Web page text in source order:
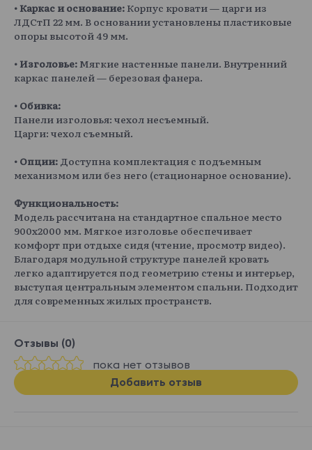
• Каркас и основание: Корпус кровати — царги из
ЛДСтП 22 мм. В основании установлены пластиковые
опоры высотой 49 мм.
• Изголовье:Мягкие настенные панели. Внутренний
каркас панелей — березовая фанера.
• Обивка:
Панели изголовья: чехол несъемный.
Царги: чехол съемный.
• Опции: Доступна комплектация с подъемным
механизмом или без него (стационарное основание).
Функциональность:
Модель рассчитана на стандартное спальное место
900х2000 мм. Мягкое изголовье обеспечивает
комфорт при отдыхе сидя (чтение, просмотр видео).
Благодаря модульной структуре панелей кровать
легко адаптируется под геометрию стены и интерьер,
выступая центральным элементом спальни. Подходит
для современных жилых пространств.
Отзывы (0)
пока нет отзывов
Добавить отзыв